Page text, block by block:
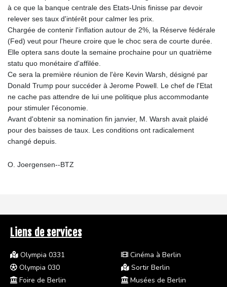
à ce que la banque centrale des Etats-Unis finisse par devoir
relever ses taux d'intérêt pour calmer les prix.
Chargée de contenir l'inflation autour de 2%, la Réserve fédérale
(Fed) veut pour l'heure croire que le choc sera de courte durée.
Elle optera sans doute la semaine prochaine pour un quatrième
statu quo monétaire d'affilée.
Ce sera la première réunion de l'ère Kevin Warsh, désigné par
Donald Trump pour succéder à Jerome Powell. Le chef de l'Etat
ne cache pas attendre de lui une politique plus accommodante
pour stimuler l'économie.
Avant d'obtenir sa nomination fin janvier, M. Warsh avait plaidé
pour des baisses de taux. Les conditions ont radicalement
changé depuis.
O. Joergensen--BTZ
Liens de services
Olympia 0331
Olympia 030
Foire de Berlin
Cinéma à Berlin
Sortir Berlin
Musées de Berlin